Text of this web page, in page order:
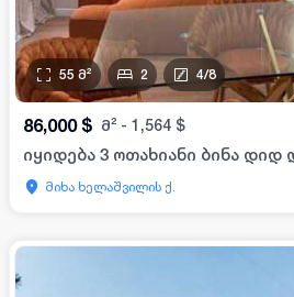
55 მ² 2 4/8
86,000 $ მ² - 1,564 $
იყიდება 3 ოთახიანი ბინა დიდ
მიხა ხელაშვილის ქ.